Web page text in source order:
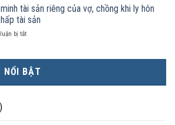
là
hôn
tài
sản
như
nào?
kinh
tế
hơn
trực
tiếp
nuôi
ly
hôn
khi
hôn
hạnh
phúc:
Góc
tài sản riêng của vợ, chồng khi ly hôn
tài sản
bị tắtở
tài
sản
NỔI BẬT